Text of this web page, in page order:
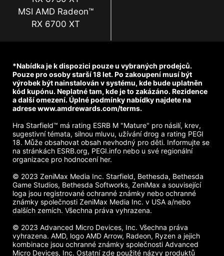
MSI AMD Radeon™
RX 6700 XT
*Nabídka je k dispozici pouze u vybraných prodejců.
Pouze pro osoby starší 18 let. Po zakoupení musí být
výrobek být nainstalován v systému, kde bude uplatněn
kód kupónu. Neplatné tam, kde je to zakázáno. Rezidence
a další omezení. Úplné podmínky nabídky najdete na
adrese www.amdrewards.com/terms.
Hra Starfield™ má rating ESRB M "Mature" pro násilí, krev,
sugestivní témata, silnou mluvu, užívání drog a rating PEGI
18. Může obsahovat obsah nevhodný pro děti. Informujte se
na stránkách ESRB.org, PEGI.info nebo u své regionální
organizace pro hodnocení her.
© 2023 ZeniMax Media Inc. Starfield, Bethesda, Bethesda
Game Studios, Bethesda Softworks, ZeniMax a související
loga jsou registrované ochranné známky nebo ochranné
známky společnosti ZeniMax Media Inc. v USA a/nebo
dalších zemích. Všechna práva vyhrazena.
© 2023 Advanced Micro Devices, Inc. Všechna práva
vyhrazena. AMD, logo AMD Arrow, Radeon, Ryzen a jejich
kombinace jsou ochranné známky společnosti Advanced
Micro Devices, Inc. Ostatní zde použité názvy produktů